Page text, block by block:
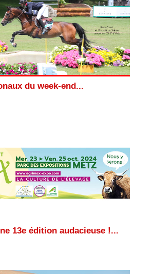
du week-end...
13e édition audacieuse !...